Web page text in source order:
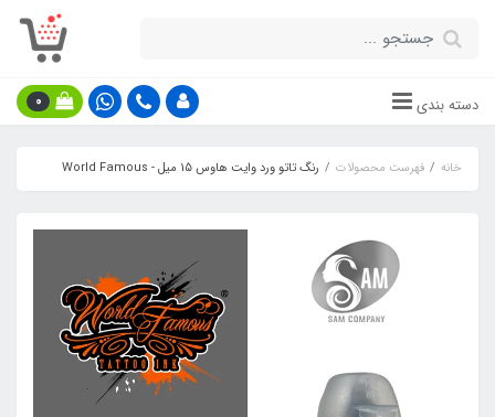
دسته بندی 0
خانه فهرست محصولات رنگ تاتو ورد وایت هاوس 15 میل - World Famous